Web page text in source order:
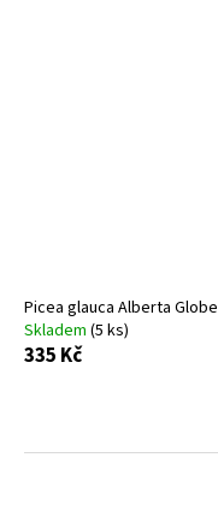
Picea glauca Alberta Globe
Skladem (5 ks)
335 Kč